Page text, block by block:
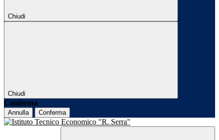
Chiudi
Chiudi
Conferma
Annulla Conferma